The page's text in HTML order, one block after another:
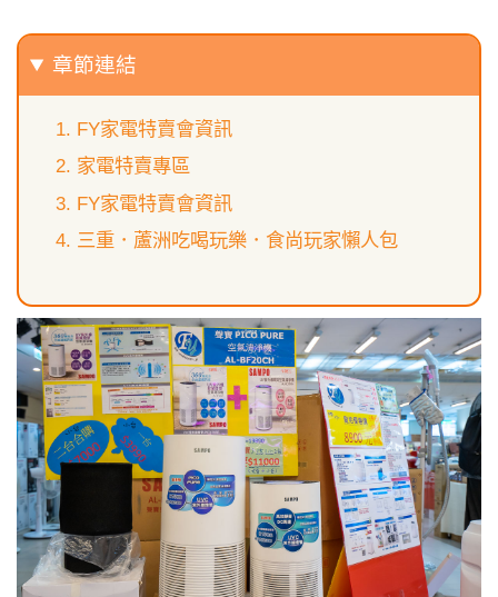
章節連結
FY家電特賣會資訊
家電特賣專區
FY家電特賣會資訊
三重．蘆洲吃喝玩樂．食尚玩家懶人包